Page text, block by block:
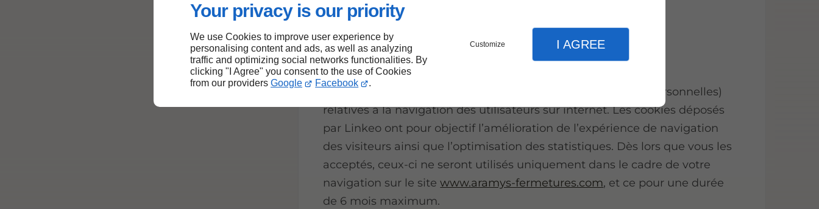
Your privacy is our priority
We use Cookies to improve user experience by
personalising content and ads, as well as analyzing
traffic and optimizing social networks functionalities. By
clicking "I Agree" you consent to the use of Cookies
from our providers Google Facebook .
Customize I AGREE
Ajuster mes préférences en matière de cookies.
Utilisation de cookies
Les cookies permettent d’enregistrer les informations (non personnelles)
relatives à la navigation des utilisateurs sur internet. Les cookies déposés
par Linkeo ont pour objectif l’amélioration de l’expérience de navigation
des visiteurs ainsi que l’optimisation des statistiques. Dès lors que vous les
acceptés, ceux-ci ne seront utilisés uniquement dans le cadre de votre
navigation sur le sitewww.aramys-fermetures.com, et ce pour une durée
de 6 mois maximum.